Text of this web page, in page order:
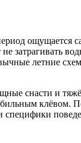
ощущается
затрагивать
летние
снасти и